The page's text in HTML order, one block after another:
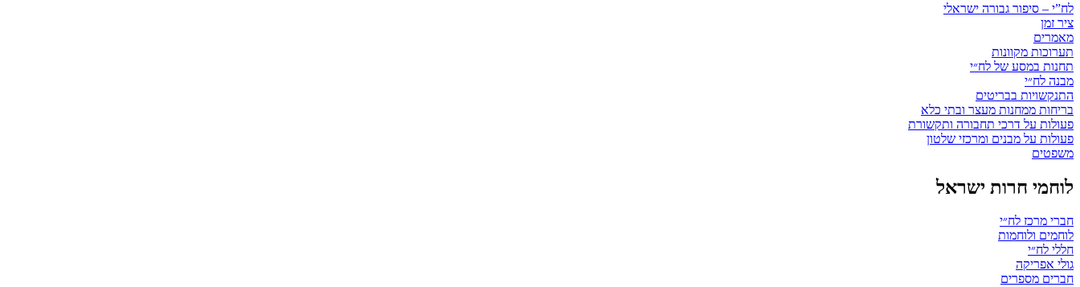
לח”י – סיפור גבורה ישראלי
ציר זמן
מאמרים
תערוכות מקוונות
תחנות במסע של לח״י
מבנה לח״י
התנקשויות בבריטים
בריחות ממחנות מעצר ובתי כלא
פעולות על דרכי תחבורה ותקשורת
פעולות על מבנים ומרכזי שלטון
משפטים
לוחמי חרות ישראל
חברי מרכז לח״י
לוחמים ולוחמות
חללי לח״י
גולי אפריקה
חברים מספרים